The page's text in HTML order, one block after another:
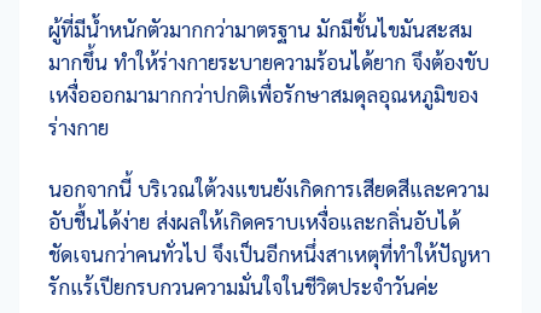
ผู้ที่มีน้ำหนักตัวมากกว่ามาตรฐาน มักมีชั้นไขมันสะสม
มากขึ้น ทำให้ร่างกายระบายความร้อนได้ยาก จึงต้องขับ
เหงื่อออกมามากกว่าปกติเพื่อรักษาสมดุลอุณหภูมิของ
ร่างกาย
นอกจากนี้ บริเวณใต้วงแขนยังเกิดการเสียดสีและความ
อับชื้นได้ง่าย ส่งผลให้เกิดคราบเหงื่อและกลิ่นอับได้
ชัดเจนกว่าคนทั่วไป จึงเป็นอีกหนึ่งสาเหตุที่ทำให้ปัญหา
รักแร้เปียกรบกวนความมั่นใจในชีวิตประจำวันค่ะ